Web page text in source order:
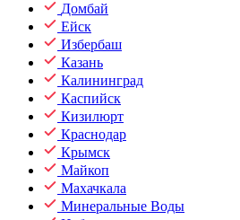
Домбай
Ейск
Избербаш
Казань
Калининград
Каспийск
Кизилюрт
Краснодар
Крымск
Майкоп
Махачкала
Минеральные Воды